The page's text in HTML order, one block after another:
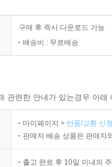
구매 후 즉시 다운로드 가능
배송비 : 무료배송
관련한 안내가 있는경우 아
마이페이지 > 반품/교환 신
판매자 배송 상품은 판매자
출고 완료 후 10일 이내의